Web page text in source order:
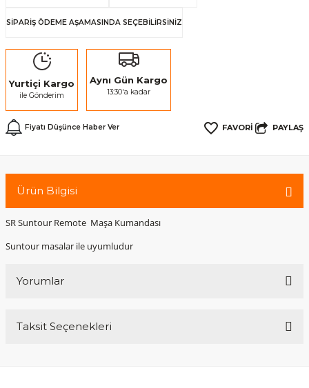
SİPARİŞ ÖDEME AŞAMASINDA SEÇEBİLİRSİNİZ
Yurtiçi Kargo
ile Gönderim
Aynı Gün Kargo
13:30'a kadar
Fiyatı Düşünce Haber Ver PAYLAŞ
Ürün Bilgisi
SR Suntour Remote Maşa Kumandası
Suntour masalar ile uyumludur
Yorumlar
Taksit Seçenekleri